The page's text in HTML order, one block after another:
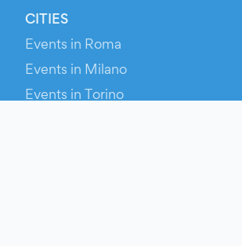
CITIES
Events in Roma
Events in Milano
Events in Torino